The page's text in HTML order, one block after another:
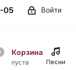
Войти
05
Корзина
пуста Песни